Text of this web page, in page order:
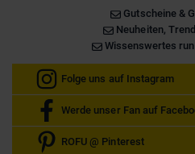
Gutscheine &
Neuheiten,
Wissenswertes
Folge uns auf Instagram
Werde unser Fan auf
ROFU @ Pinterest